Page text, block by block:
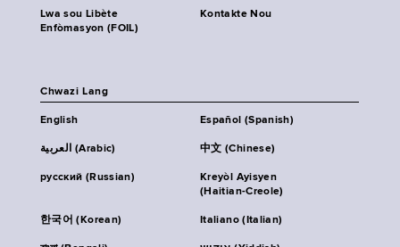
Lwa sou Libète
Enfòmasyon (FOIL)
Kontakte Nou
Chwazi Lang
English Español (Spanish)
العربية (Arabic) 中文 (Chinese)
русский (Russian)
Kreyòl Ayisyen
(Haitian-Creole)
한국어 (Korean) Italiano (Italian)